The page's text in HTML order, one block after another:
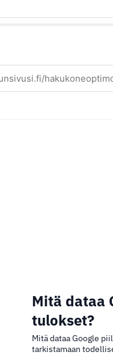
Mitä dataa
tulokset?
Mitä dataa Google
tarkistamaan